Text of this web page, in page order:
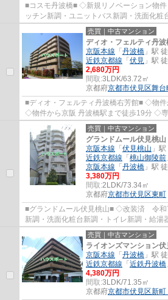
■コスモ丹波橋■ ◇新規リノベーション
ッチン新調・ユニットバス新調・洗面化粧
ロス張替・全室フローリング張替・CF張替
売買｜中古マンション
ディオ・フェルティ丹波
京阪本線 「丹波橋 」駅
近鉄京都線 「伏見 」駅
2,680万円
間取:3LDK/63.72㎡
京都府京都市伏見区舞台
■ディオ・フェルティ丹波橋右芳館■ ◇物
◇物件から京阪 丹波橋駅まで徒歩19分 ◇
売買｜中古マンション
グランドムール伏見桃山
京阪本線 「伏見桃山 」
近鉄京都線 「桃山御陵前
京阪本線 「丹波橋 」駅
3,380万円
間取:2LDK/73.34㎡
京都府京都市伏見区東町
■グランドムール伏見桃山■ ◇改装済 令
新調・洗面化粧台新調・トイレ新調・給湯
ス張替・全室フローリング張替・CF張替・
売買｜中古マンション
ライオンズマンション伏
京阪本線 「丹波橋 」駅
近鉄京都線 「近鉄丹波橋
4,380万円
間取:3LDK/71.35㎡
京都府京都市伏見区新町